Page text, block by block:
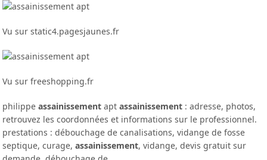
Vu sur static4.pagesjaunes.fr
Vu sur freeshopping.fr
philippeassainissement aptassainissement : adresse, photos,
retrouvez les coordonnées et informations sur le professionnel.
prestations : débouchage de canalisations, vidange de fosse
septique, curage,assainissement, vidange, devis gratuit sur